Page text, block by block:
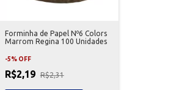
Forminha de Papel Nº6 Colors
Marrom Regina 100 Unidades
-5% OFF
R$2,19 R$2,31